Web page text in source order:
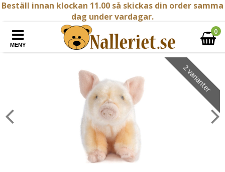
Beställ innan klockan 11.00 så skickas din order samma
dag under vardagar.
MENY
0
2 varianter